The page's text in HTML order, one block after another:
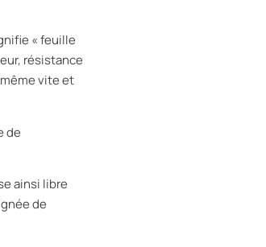
« feuille
résistance
vite et
de
ainsi libre
de